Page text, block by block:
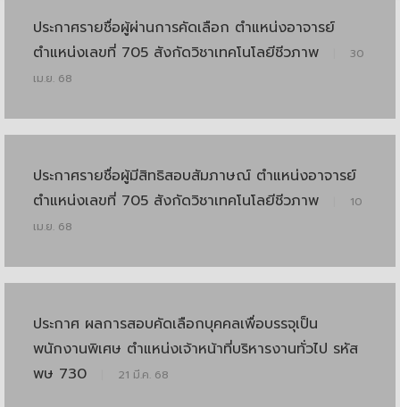
ประกาศรายชื่อผู้ผ่านการคัดเลือก ตำแหน่งอาจารย์
ตำแหน่งเลขที่ 705 สังกัดวิชาเทคโนโลยีชีวภาพ
30
เม.ย. 68
ประกาศรายชื่อผู้มีสิทธิสอบสัมภาษณ์ ตำแหน่งอาจารย์
ตำแหน่งเลขที่ 705 สังกัดวิชาเทคโนโลยีชีวภาพ
10
เม.ย. 68
ประกาศ ผลการสอบคัดเลือกบุคคลเพื่อบรรจุเป็น
พนักงานพิเศษ ตำแหน่งเจ้าหน้าที่บริหารงานทั่วไป รหัส
พษ 730
21 มี.ค. 68